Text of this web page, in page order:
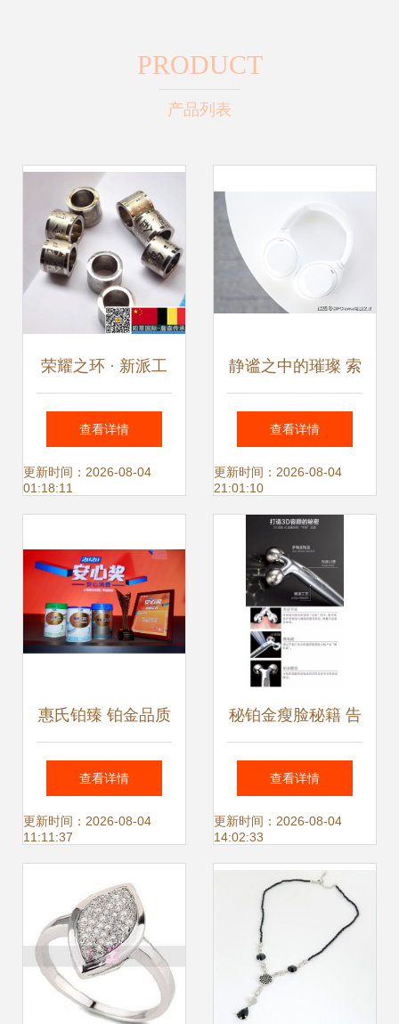
PRODUCT
产品列表
荣耀之环 · 新派工
艺风范 | 新品镀铂
金足环巡回展陈
查看详情
更新时间：2026-08-04
01:18:11
静谧之中的璀璨 索
尼WH 1000XM4谧
白典范
查看详情
更新时间：2026-08-04
21:01:10
惠氏铂臻 铂金品质
蝉联安心口碑，硬
核创新致敬非凡成
查看详情
更新时间：2026-08-04
11:11:37
秘铂金瘦脸秘籍 告
别角度依赖，拍出
照片最美的你
查看详情
更新时间：2026-08-04
14:02:33